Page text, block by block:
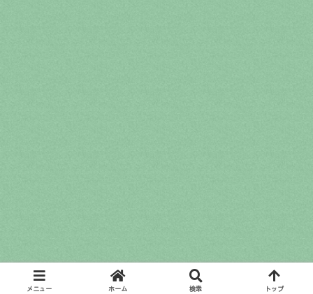
メニュー ホーム 検索 トップ